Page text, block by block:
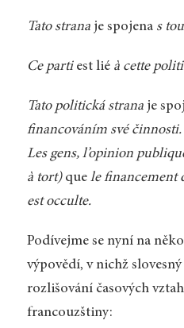
Tato stranaje spojena s
Ce partiest lié à cette
Tato politická stranaje
financováním své činnosti.
Les gens, l’opinion
à tort)que le financement
est occulte.
Podívejme se nyní na
výpovědí, v nichž
rozlišování časových
francouzštiny: